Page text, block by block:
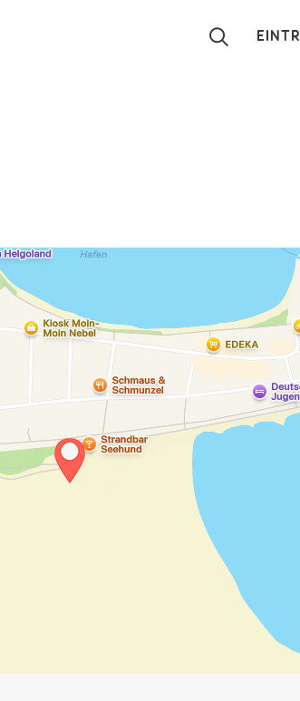
Blog
Partner
Kontakt
Impressum
Anmelden